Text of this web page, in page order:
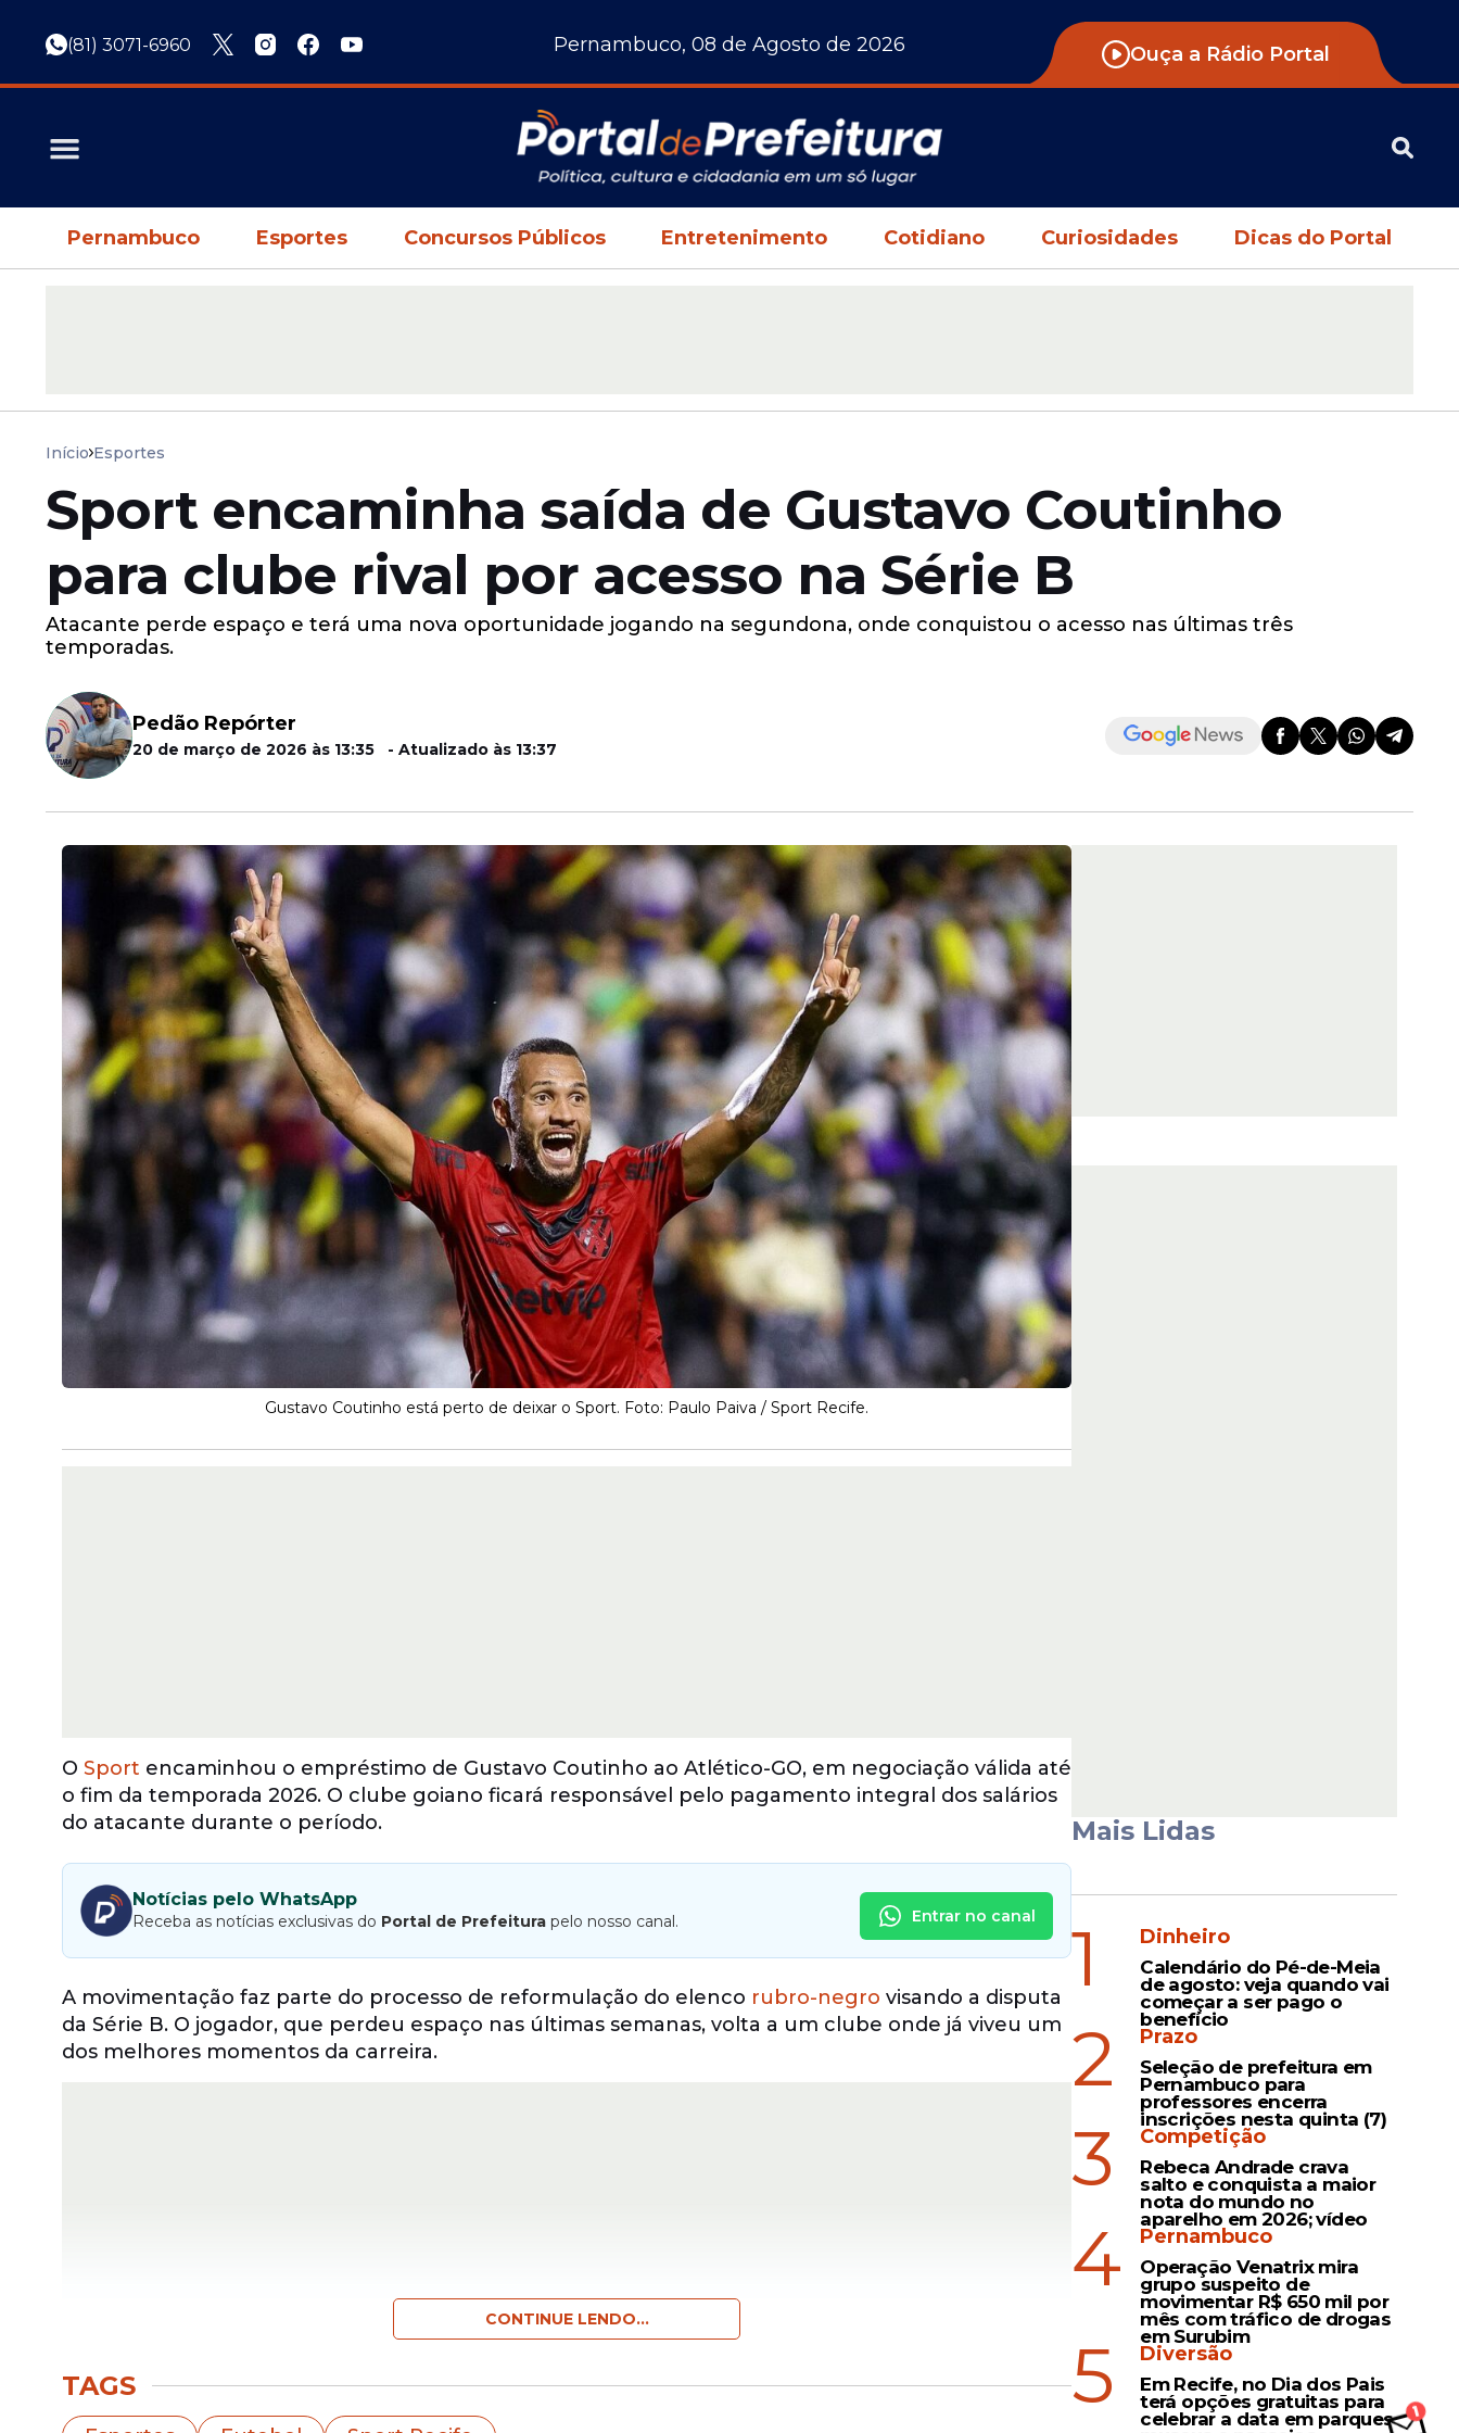
(81) 3071-6960 Pernambuco, 08 de Agosto de 2026 Ouça a Rádio Portal
Pernambuco Esportes Concursos Públicos Entretenimento Cotidiano Curiosidades Dicas do Portal
Início Esportes
Sport encaminha saída de Gustavo Coutinho
para clube rival por acesso na Série B
Atacante perde espaço e terá uma nova oportunidade jogando na segundona, onde conquistou o acesso nas últimas três
temporadas.
Pedão Repórter
20 de março de 2026 às 13:35 - Atualizado às 13:37
Gustavo Coutinho está perto de deixar o Sport. Foto: Paulo Paiva / Sport Recife.
O Sport encaminhou o empréstimo de Gustavo Coutinho ao Atlético-GO, em negociação válida até
o fim da temporada 2026. O clube goiano ficará responsável pelo pagamento integral dos salários
do atacante durante o período.
Notícias pelo WhatsApp
Receba as notícias exclusivas do Portal de Prefeitura pelo nosso canal. Entrar no canal
A movimentação faz parte do processo de reformulação do elenco rubro-negro visando a disputa
da Série B. O jogador, que perdeu espaço nas últimas semanas, volta a um clube onde já viveu um
dos melhores momentos da carreira.
Retorno ao clube onde foi destaque
CONTINUE LENDO...
TAGS
Mais Lidas
1 Dinheiro
Calendário do Pé-de-Meia
de agosto: veja quando vai
começar a ser pago o
benefício
2 Prazo
Seleção de prefeitura em
Pernambuco para
professores encerra
inscrições nesta quinta (7)
3 Competição
Rebeca Andrade crava
salto e conquista a maior
nota do mundo no
aparelho em 2026; vídeo
4 Pernambuco
Operação Venatrix mira
grupo suspeito de
movimentar R$ 650 mil por
mês com tráfico de drogas
em Surubim
5 Diversão
Em Recife, no Dia dos Pais
terá opções gratuitas para
celebrar a data em parques,